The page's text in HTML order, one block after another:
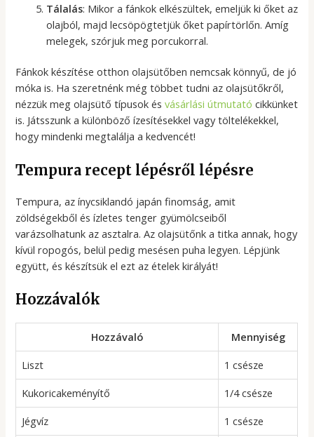
Tálalás: Mikor a fánkok elkészültek, emeljük ki őket az
olajból, majd lecsöpögtetjük őket papírtörlőn. Amíg
melegek, szórjuk meg porcukorral.
Fánkok készítése otthon olajsütőben nemcsak könnyű, de jó
móka is. Ha szeretnénk még többet tudni az olajsütőkről,
nézzük meg olajsütő típusok ésvásárlási útmutató cikkünket
is. Játsszunk a különböző ízesítésekkel vagy töltelékekkel,
hogy mindenki megtalálja a kedvencét!
Tempura recept lépésről lépésre
Tempura, az ínycsiklandó japán finomság, amit
zöldségekből és ízletes tenger gyümölcseiből
varázsolhatunk az asztalra. Az olajsütőnk a titka annak, hogy
kívül ropogós, belül pedig mesésen puha legyen. Lépjünk
együtt, és készítsük el ezt az ételek királyát!
Hozzávalók
Hozzávaló
Mennyiség
Liszt
1 csésze
Kukoricakeményítő
1/4 csésze
Jégvíz
1 csésze